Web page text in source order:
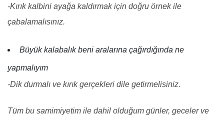
-Kırık kalbini ayağa kaldırmak için doğru örnek ile
çabalamalısınız.
Büyük kalabalık beni aralarına çağırdığında ne
yapmalıyım
-Dik durmalı ve kırık gerçekleri dile getirmelisiniz.
Tüm bu samimiyetim ile dahil olduğum günler, geceler ve